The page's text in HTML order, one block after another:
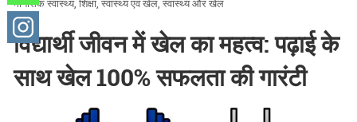
मानसिक स्वास्थ्य शिक्षा स्वास्थ्य एवं खेल स्वास्थ्य और खेल
विद्यार्थी जीवन में खेल का महत्व: पढ़ाई के
साथ खेल 100% सफलता की गारंटी